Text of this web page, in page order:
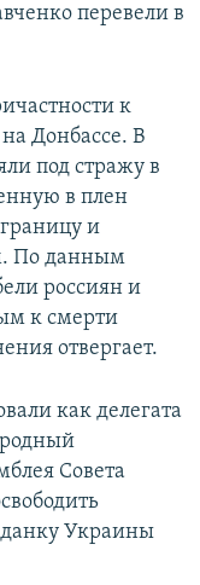
перевели в
к
Донбассе. В
под стражу в
в плен
и
По данным
россиян и
к смерти
отвергает.
как делегата
Совета
Украины